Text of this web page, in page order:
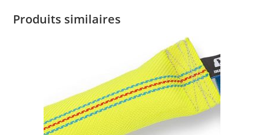
Produits similaires